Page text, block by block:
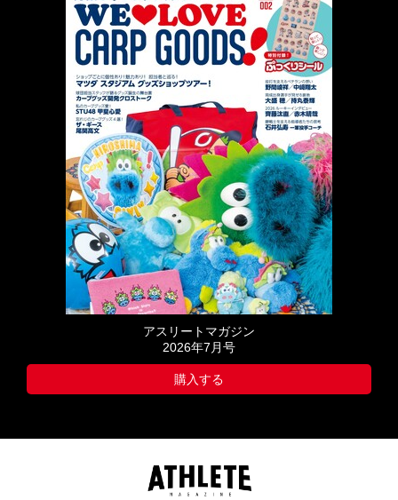
アスリートマガジン
2026年7月号
購入する